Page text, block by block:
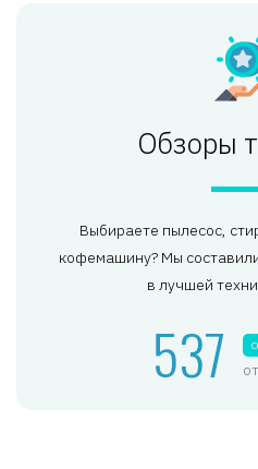
Обзоры
Выбираете пылесос,
кофемашину? Мы
в лучшей
537